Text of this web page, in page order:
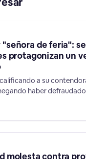
de feria":
protagonizan un
a su
haber
le gritó: “Eres una
que no estuvo a la
molesta contra